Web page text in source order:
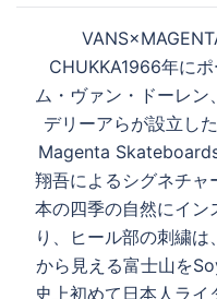
ン
CHUKKA1966年に
ム・ヴァン・ドーレン
デリーアらが設立し
Magenta
翔吾によるシグネチャ
本の四季の自然にイン
り、ヒール部の刺繍は
から見える富士山を
史上初めて日本人ラ